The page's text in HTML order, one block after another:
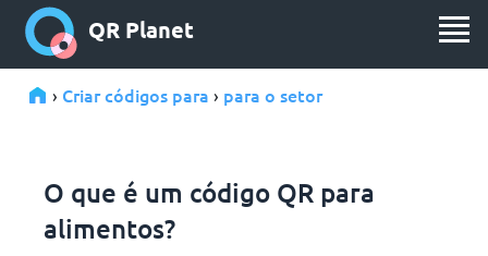
QR Planet
› Criar códigos para › para o setor
O que é um código QR para
alimentos?